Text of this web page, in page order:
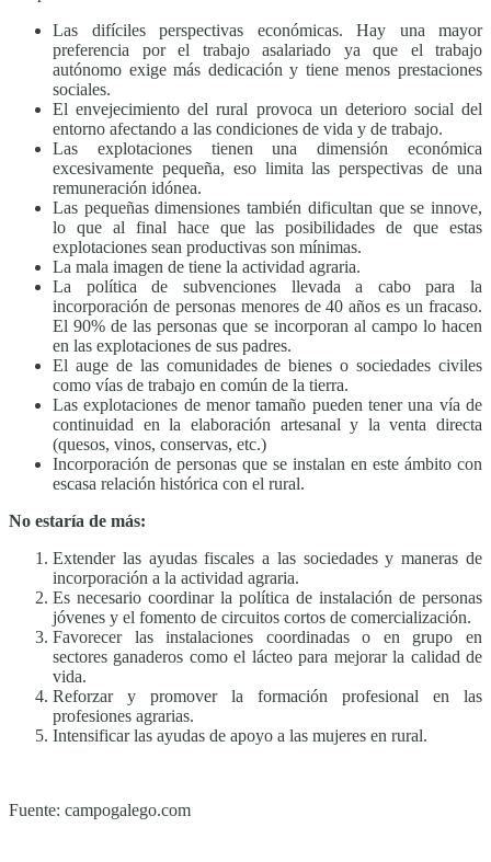
Las difíciles perspectivas económicas. Hay una mayor
preferencia por el trabajo asalariado ya que el trabajo
autónomo exige más dedicación y tiene menos prestaciones
sociales.
El envejecimiento del rural provoca un deterioro social del
entorno afectando a las condiciones de vida y de trabajo.
Las explotaciones tienen una dimensión económica
excesivamente pequeña, eso limita las perspectivas de una
remuneración idónea.
Las pequeñas dimensiones también dificultan que se innove,
lo que al final hace que las posibilidades de que estas
explotaciones sean productivas son mínimas.
La mala imagen de tiene la actividad agraria.
La política de subvenciones llevada a cabo para la
incorporación de personas menores de 40 años es un fracaso.
El 90% de las personas que se incorporan al campo lo hacen
en las explotaciones de sus padres.
El auge de las comunidades de bienes o sociedades civiles
como vías de trabajo en común de la tierra.
Las explotaciones de menor tamaño pueden tener una vía de
continuidad en la elaboración artesanal y la venta directa
(quesos, vinos, conservas, etc.)
Incorporación de personas que se instalan en este ámbito con
escasa relación histórica con el rural.
No estaría de más:
Extender las ayudas fiscales a las sociedades y maneras de
incorporación a la actividad agraria.
Es necesario coordinar la política de instalación de personas
jóvenes y el fomento de circuitos cortos de comercialización.
Favorecer las instalaciones coordinadas o en grupo en
sectores ganaderos como el lácteo para mejorar la calidad de
vida.
Reforzar y promover la formación profesional en las
profesiones agrarias.
Intensificar las ayudas de apoyo a las mujeres en rural.
Fuente: campogalego.com